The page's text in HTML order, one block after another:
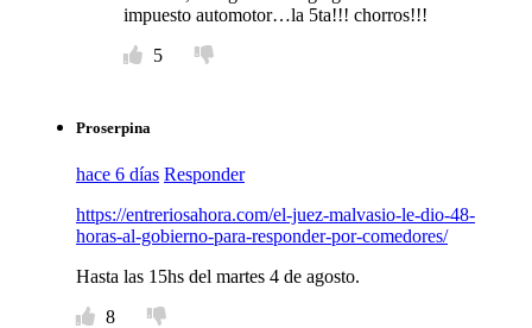
impuesto automotor…la 5ta!!! chorros!!!
5
Proserpina
hace 6 días Responder
https://entreriosahora.com/el-juez-malvasio-le-dio-48-
horas-al-gobierno-para-responder-por-comedores/
Hasta las 15hs del martes 4 de agosto.
8